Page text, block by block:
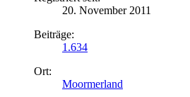
20. November 2011
Beiträge:
1.634
Ort:
Moormerland